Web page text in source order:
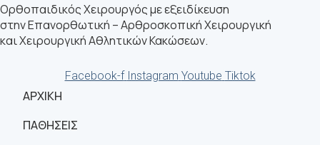
Ορθοπαιδικός Χειρουργός με εξειδίκευση
στην Επανορθωτική – Αρθροσκοπική Χειρουργική
και Χειρουργική Αθλητικών Κακώσεων.
Facebook-f Instagram Youtube Tiktok
ΑΡΧΙΚΗ
ΠΑΘΗΣΕΙΣ